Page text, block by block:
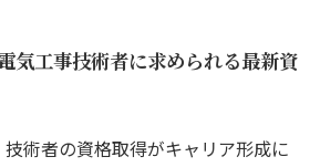
気工事技術者に求められる最新資
術者の資格取得がキャリア形成に